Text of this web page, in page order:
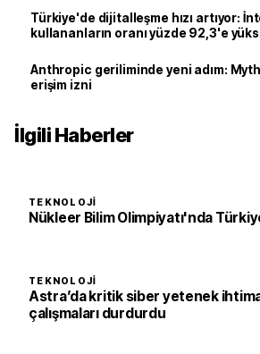
Türkiye'de dijitalleşme hızı artıyor:
kullananların oranı yüzde 92,3'e
Anthropic geriliminde yeni adım:
erişim izni
İlgili Haberler
TEKNOLOJI
Nükleer Bilim Olimpiyatı'nda
TEKNOLOJI
Astra’da kritik siber yetenek
çalışmaları durdurdu